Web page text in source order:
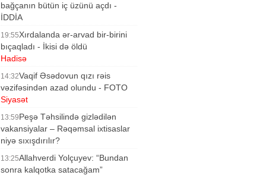
bağçanın bütün iç üzünü açdı -
İDDİA
19:55Xırdalanda ər-arvad bir-birini
bıçaqladı - İkisi də öldü
Hadisə
14:32Vaqif Əsədovun qızı rəis
vəzifəsindən azad olundu - FOTO
Siyasət
13:59Peşə Təhsilində gizlədilən
vakansiyalar – Rəqəmsal ixtisaslar
niyə sıxışdırılır?
13:25Allahverdi Yolçuyev: “Bundan
sonra kalqotka satacağam”